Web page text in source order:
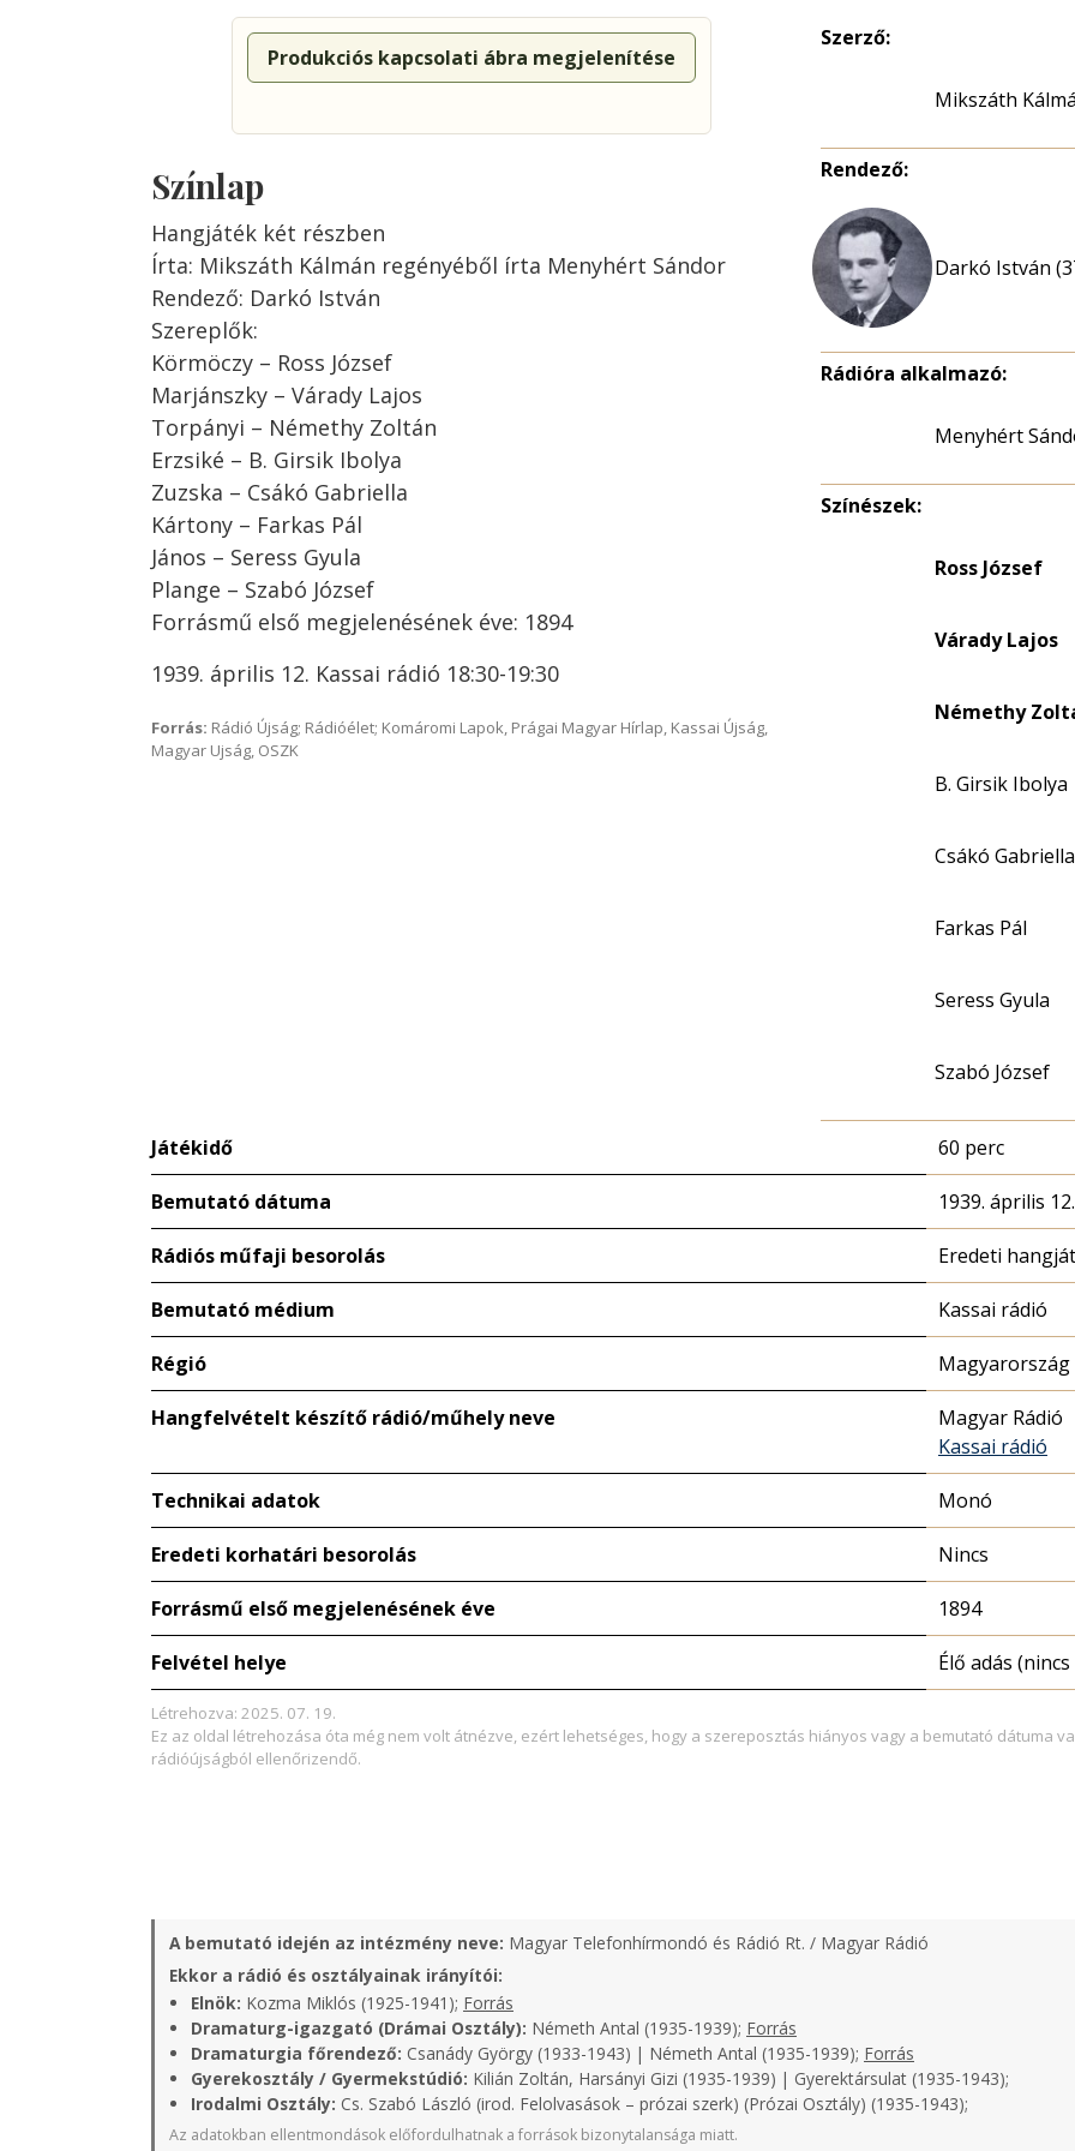
Produkciós kapcsolati ábra megjelenítése
Színlap
Hangjáték két részben
Írta: Mikszáth Kálmán regényéből írta Menyhért Sándor
Rendező: Darkó István
Szereplők:
Körmöczy – Ross József
Marjánszky – Várady Lajos
Torpányi – Némethy Zoltán
Erzsiké – B. Girsik Ibolya
Zuzska – Csákó Gabriella
Kártony – Farkas Pál
János – Seress Gyula
Plange – Szabó József
Forrásmű első megjelenésének éve: 1894
1939. április 12. Kassai rádió 18:30-19:30
Forrás: Rádió Újság; Rádióélet; Komáromi Lapok, Prágai Magyar Hírlap, Kassai Újság,
Magyar Ujság, OSZK
Szerző:
Mikszáth
Rendező:
Darkó István
Rádióra alkalmazó:
Menyhért
Színészek:
Ross József
Várady Lajos
Némethy
B. Girsik Ibolya
Csákó Gabriella
Farkas Pál
Seress Gyula
Szabó József
Játékidő 60 perc
Bemutató dátuma 1939. április
Rádiós műfaji besorolás Eredeti
Bemutató médium Kassai rádió
Régió
Hangfelvételt készítő rádió/műhely neve
Magyar Rádió
Kassai rádió
Technikai adatok Monó
Eredeti korhatári besorolás Nincs
Forrásmű első megjelenésének éve 1894
Felvétel helye Élő adás
Létrehozva: 2025. 07. 19.
Ez az oldal létrehozása óta még nem volt átnézve, ezért lehetséges, hogy a szereposztás hiányos vagy a bemutató dátuma
rádióújságból ellenőrizendő.
A bemutató idején az intézmény neve: Magyar Telefonhírmondó és Rádió Rt. / Magyar Rádió
Ekkor a rádió és osztályainak irányítói:
Elnök: Kozma Miklós (1925-1941); Forrás
Dramaturg-igazgató (Drámai Osztály): Németh Antal (1935-1939); Forrás
Dramaturgia főrendező: Csanády György (1933-1943) | Németh Antal (1935-1939); Forrás
Gyerekosztály / Gyermekstúdió: Kilián Zoltán, Harsányi Gizi (1935-1939) | Gyerektársulat (1935-1943);
Irodalmi Osztály: Cs. Szabó László (irod. Felolvasások – prózai szerk) (Prózai Osztály) (1935-1943);
Az adatokban ellentmondások előfordulhatnak a források bizonytalansága miatt.